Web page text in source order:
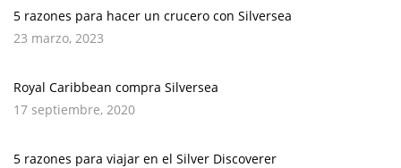
5 razones para hacer un crucero con Silversea
23 marzo, 2023
Royal Caribbean compra Silversea
17 septiembre, 2020
5 razones para viajar en el Silver Discoverer